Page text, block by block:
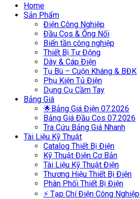
Home
Sản Phẩm
Điện Công Nghiệp
Đầu Cos & Ống Nối
Biến tần công nghiệp
Thiết Bị Tự Động
Dây & Cáp Điện
Tụ Bù – Cuộn Kháng & BĐK
Phụ Kiện Tủ Điện
Dụng Cụ Cầm Tay
Bảng Giá
🌟Bảng Giá Điện 07.2026
Bảng Giá Đầu Cos 07.2026
Tra Cứu Bảng Giá Nhanh
Tài Liệu Kỹ Thuật
Catalog Thiết Bị Điện
Kỹ Thuật Điện Cơ Bản
Tài Liệu Kỹ Thuật Điện
Thương Hiệu Thiết Bị Điện
Phân Phối Thiết Bị Điện
⚡ Tạp Chí Điện Công Nghiệp